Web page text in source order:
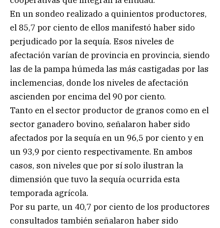
En un sondeo realizado a quinientos productores,
el 85,7 por ciento de ellos manifestó haber sido
perjudicado por la sequía. Esos niveles de
afectación varían de provincia en provincia, siendo
las de la pampa húmeda las más castigadas por las
inclemencias, donde los niveles de afectación
ascienden por encima del 90 por ciento.
Tanto en el sector productor de granos como en el
sector ganadero bovino, señalaron haber sido
afectados por la sequía en un 96,5 por ciento y en
un 93,9 por ciento respectivamente. En ambos
casos, son niveles que por sí solo ilustran la
dimensión que tuvo la sequía ocurrida esta
temporada agrícola.
Por su parte, un 40,7 por ciento de los productores
consultados también señalaron haber sido